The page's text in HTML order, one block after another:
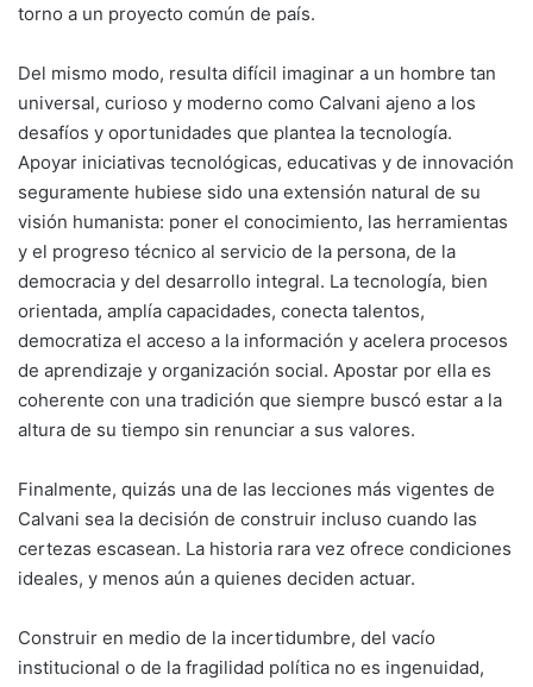
torno a un proyecto común de país.
Del mismo modo, resulta difícil imaginar a un hombre tan
universal, curioso y moderno como Calvani ajeno a los
desafíos y oportunidades que plantea la tecnología.
Apoyar iniciativas tecnológicas, educativas y de innovación
seguramente hubiese sido una extensión natural de su
visión humanista: poner el conocimiento, las herramientas
y el progreso técnico al servicio de la persona, de la
democracia y del desarrollo integral. La tecnología, bien
orientada, amplía capacidades, conecta talentos,
democratiza el acceso a la información y acelera procesos
de aprendizaje y organización social. Apostar por ella es
coherente con una tradición que siempre buscó estar a la
altura de su tiempo sin renunciar a sus valores.
Finalmente, quizás una de las lecciones más vigentes de
Calvani sea la decisión de construir incluso cuando las
certezas escasean. La historia rara vez ofrece condiciones
ideales, y menos aún a quienes deciden actuar.
Construir en medio de la incertidumbre, del vacío
institucional o de la fragilidad política no es ingenuidad,